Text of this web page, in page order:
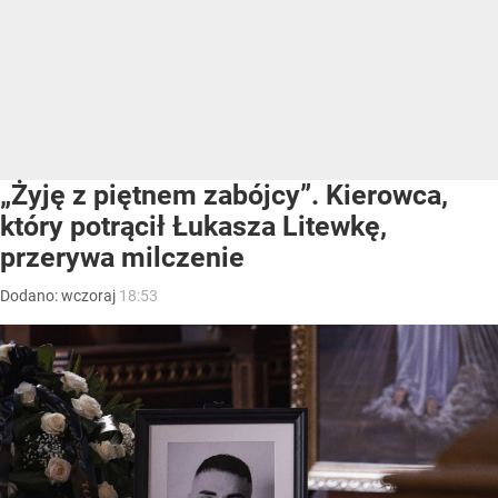
„Żyję z piętnem zabójcy”. Kierowca,
który potrącił Łukasza Litewkę,
przerywa milczenie
Dodano:wczoraj 18:53